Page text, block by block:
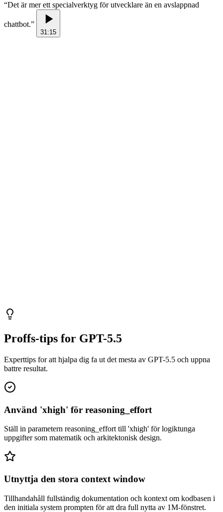
“Det är mer ett specialverktyg för utvecklare än en avslappnad
chattbot.”
31:15
Proffs-tips for GPT-5.5
Experttips for att hjalpa dig fa ut det mesta av GPT-5.5 och uppna
battre resultat.
Använd 'xhigh' för reasoning_effort
Ställ in parametern reasoning_effort till 'xhigh' för logiktunga
uppgifter som matematik och arkitektonisk design.
Utnyttja den stora context window
Tillhandahåll fullständig dokumentation och kontext om kodbasen i
den initiala system prompten för att dra full nytta av 1M-fönstret.